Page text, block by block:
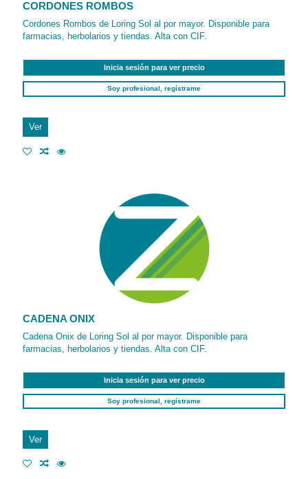
CORDONES ROMBOS
Cordones Rombos de Loring Sol al por mayor. Disponible para
farmacias, herbolarios y tiendas. Alta con CIF.
Inicia sesión para ver precio
Soy profesional, regístrame
Ver
CADENA ONIX
Cadena Onix de Loring Sol al por mayor. Disponible para
farmacias, herbolarios y tiendas. Alta con CIF.
Inicia sesión para ver precio
Soy profesional, regístrame
Ver